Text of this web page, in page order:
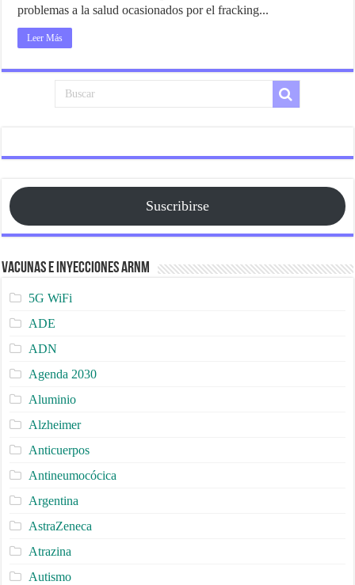
problemas a la salud ocasionados por el fracking...
Leer Más
Suscribirse
Vacunas e Inyecciones ARNm
5G WiFi
ADE
ADN
Agenda 2030
Aluminio
Alzheimer
Anticuerpos
Antineumocócica
Argentina
AstraZeneca
Atrazina
Autismo